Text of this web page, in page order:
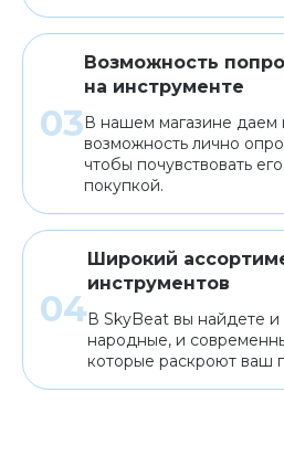
Возможность
на инструменте
В нашем магазине даем
возможность лично
чтобы почувствовать
покупкой.
Широкий
инструментов
В SkyBeat вы найдете и
народные, и
которые раскроют ваш